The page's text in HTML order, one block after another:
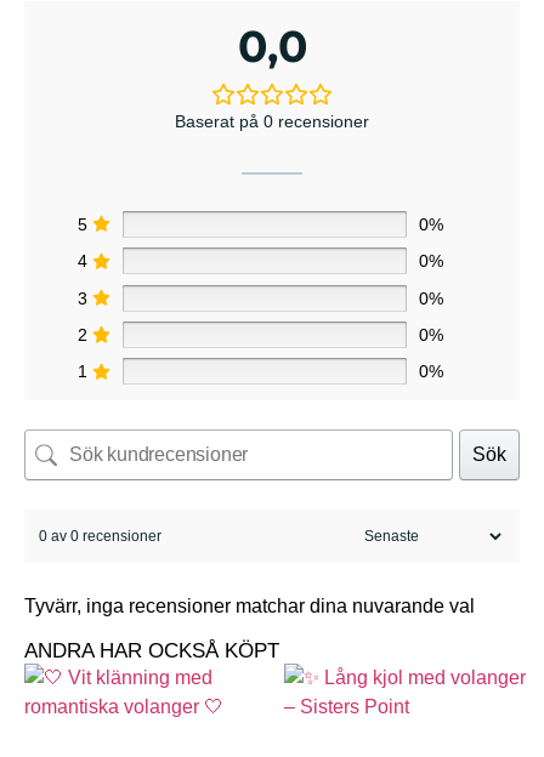
0,0
Baserat på 0 recensioner
5
0%
4
0%
3
0%
2
0%
1
0%
Sök
0 av 0 recensioner
Tyvärr, inga recensioner matchar dina nuvarande val
ANDRA HAR OCKSÅ KÖPT